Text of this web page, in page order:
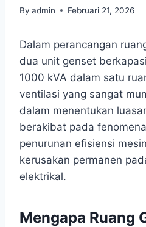
By admin Februari 21, 2026
Dalam perancangan
dua unit genset
1000 kVA dalam satu
ventilasi yang sangat
dalam menentukan
berakibat pada fenomena
penurunan efisiensi
kerusakan permanen
elektrikal.
Mengapa Ruang